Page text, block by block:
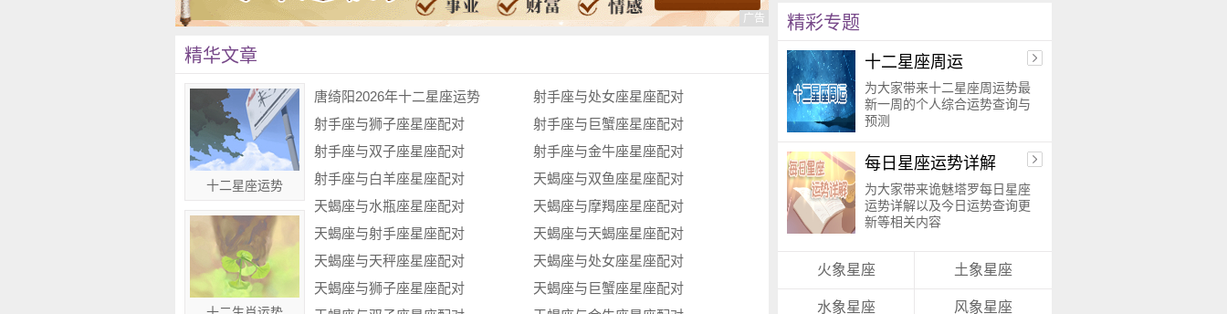
属凤冠就是五翟冠。
天秤座
貌打扮。对于天秤座来说，他们不喜欢那种很隆重的装饰。所以天秤座的古代专属
凤冠就是歩摇冠。
天蝎座：芙蓉冠
天蝎座是很爱花的人，他们无论什么东西，都喜欢带花的图案。而且他们最喜
欢那种盛开的，很艳的花。因此，对于天蝎座来说，他们的古代专属凤冠最有可能
的就是芙蓉冠。
精华文章
十二星座运势
唐绮阳2026年十二星座运势
射手座与处女座星座配对
射手座与狮子座星座配对
射手座与巨蟹座星座配对
射手座与双子座星座配对
射手座与金牛座星座配对
射手座与白羊座星座配对
天蝎座与双鱼座星座配对
天蝎座与水瓶座星座配对
天蝎座与摩羯座星座配对
天蝎座与射手座星座配对
天蝎座与天蝎座星座配对
天蝎座与天秤座星座配对
天蝎座与处女座星座配对
天蝎座与狮子座星座配对
天蝎座与巨蟹座星座配对
精彩专题
十二星座周运
为大家带来十二星座周运势最
新一周的个人综合运势查询与
预测
每日星座运势详解
为大家带来诡魅塔罗每日星座
运势详解以及今日运势查询更
新等相关内容
火象星座 土象星座
水象星座 风象星座